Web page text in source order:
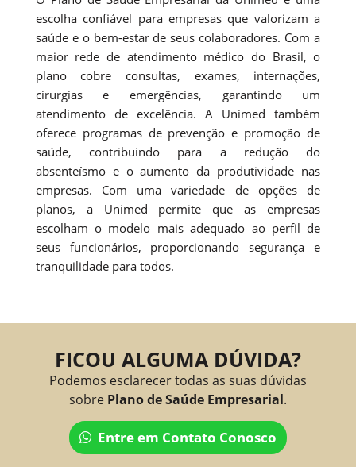
escolha confiável para empresas que valorizam a
saúde e o bem-estar de seus colaboradores. Com a
maior rede de atendimento médico do Brasil, o
plano cobre consultas, exames, internações,
cirurgias e emergências, garantindo um
atendimento de excelência. A Unimed também
oferece programas de prevenção e promoção de
saúde, contribuindo para a redução do
absenteísmo e o aumento da produtividade nas
empresas. Com uma variedade de opções de
planos, a Unimed permite que as empresas
escolham o modelo mais adequado ao perfil de
seus funcionários, proporcionando segurança e
tranquilidade para todos.
FICOU ALGUMA DÚVIDA?
Podemos esclarecer todas as suas dúvidas
sobre Plano de Saúde Empresarial.
Entre em Contato Conosco